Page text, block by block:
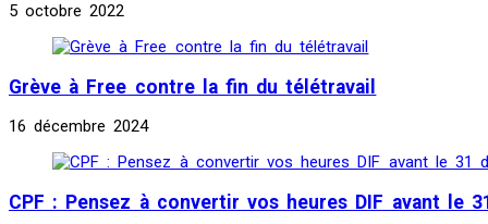
5 octobre 2022
Grève à Free contre la fin du télétravail
16 décembre 2024
CPF : Pensez à convertir vos heures DIF avant le